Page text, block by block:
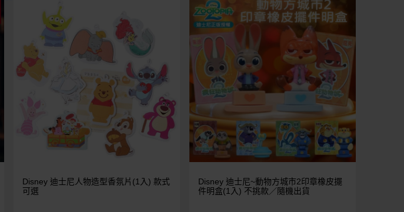
Disney 迪士尼人物造型香氛片(1入) 款式
可選
Disney 迪士尼~動物方城市2印章橡皮擺
件明盒(1入) 不挑款／隨機出貨